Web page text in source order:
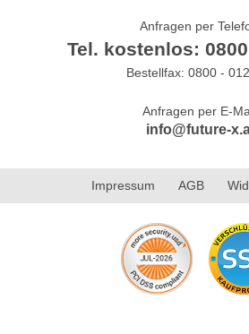
Anfragen per
Tel. kostenlos:
Bestellfax: 0800 -
Anfragen per E-
info@future-
Impressum AGB